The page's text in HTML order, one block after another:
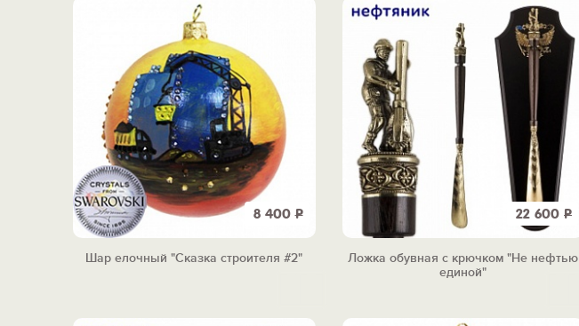
8 400Р
Шар елочный "Сказка строителя #2"
22 600 Р
Ложка обувная с крючком "Не нефтью
единой"